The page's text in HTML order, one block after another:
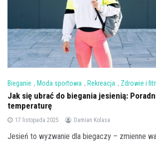
Bieganie , Moda sportowa , Rekreacja , Zdrowie i
Jak się ubrać do biegania jesienią:
temperaturę
17 listopada 2025 Damian Kolasa
Jesień to wyzwanie dla biegaczy – zmienne